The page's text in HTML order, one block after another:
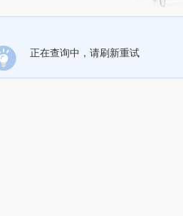
正在查询中，请刷新重试